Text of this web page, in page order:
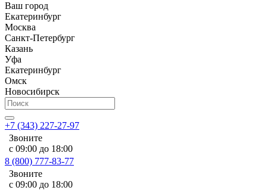
Ваш город
Екатеринбург
Москва
Санкт-Петербург
Казань
Уфа
Екатеринбург
Омск
Новосибирск
+7 (343) 227-27-97
Звоните
с 09:00 до 18:00
8 (800) 777-83-77
Звоните
с 09:00 до 18:00